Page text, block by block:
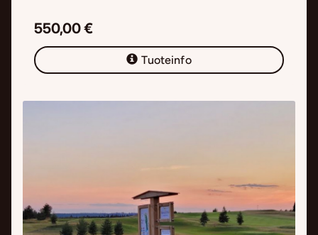
550,00 €
Tuoteinfo